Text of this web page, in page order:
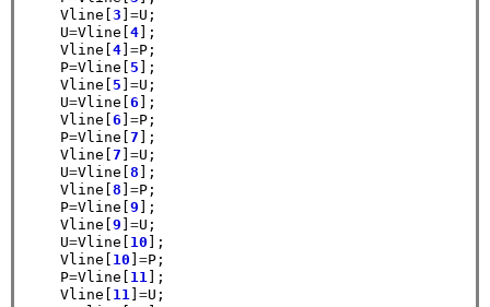
    Vline[
3 =U;
    U
=Vline[ 4];
    Vline[
4] =P;
    P
=Vline[ 5 ];
    Vline[
5 =U;
    U
=Vline[ 6 ];
    Vline[
6 =P;
    P
=Vline[ 7 ];
    Vline[
7 =U;
    U
=Vline[ 8 ];
    Vline[
8 =P;
    P
=Vline[ 9 ];
    Vline[
9 =U;
    U
=Vline[ 10 ];
    Vline[
10 =P;
    P
=Vline[ 11 ];
    Vline[
11 =U;